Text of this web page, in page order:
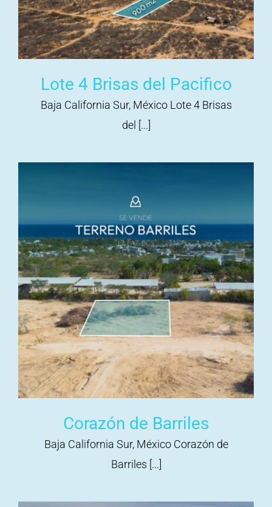
Lote 4 Brisas del Pacifico
Baja California Sur, México Lote 4 Brisas
del [...]
Corazón de Barriles
Baja California Sur, México Corazón de
Barriles [...]